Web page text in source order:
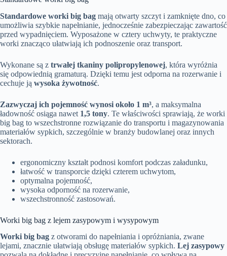
Standardowe worki big bag mają otwarty szczyt i zamknięte dno, co
umożliwia szybkie napełnianie, jednocześnie zabezpieczając zawartość
przed wypadnięciem. Wyposażone w cztery uchwyty, te praktyczne
worki znacząco ułatwiają ich podnoszenie oraz transport.
Wykonane są z trwałej tkaniny polipropylenowej, która wyróżnia
się odpowiednią gramaturą. Dzięki temu jest odporna na rozerwanie i
cechuje ją wysoka żywotność.
Zazwyczaj ich pojemność wynosi około 1 m³, a maksymalna
ładowność osiąga nawet 1,5 tony. Te właściwości sprawiają, że worki
big bag to wszechstronne rozwiązanie do transportu i magazynowania
materiałów sypkich, szczególnie w branży budowlanej oraz innych
sektorach.
ergonomiczny kształt podnosi komfort podczas załadunku,
łatwość w transporcie dzięki czterem uchwytom,
optymalna pojemność,
wysoka odporność na rozerwanie,
wszechstronność zastosowań.
Worki big bag z lejem zasypowym i wysypowym
Worki big bag z otworami do napełniania i opróżniania, zwane
lejami, znacznie ułatwiają obsługę materiałów sypkich. Lej zasypowy